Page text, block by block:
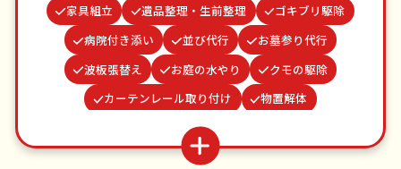
家具組立
遺品整理・生前整理
ゴキブリ駆除
病院付き添い
並び代行
お墓参り代行
波板張替え
お庭の水やり
クモの駆除
カーテンレール取り付け
物置解体
結婚式代理出席
水道パッキン交換
謝罪代行
場所取り代行